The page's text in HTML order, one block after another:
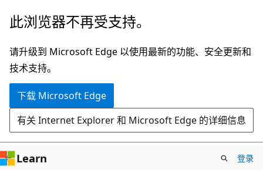
跳
主
要
内
此浏览器不再受支持。
请升级到 Microsoft Edge 以使用最新的功能、安全更新和
技术支持。
下载 Microsoft Edge
有关 Internet Explorer 和 Microsoft Edge 的详细信息
Learn 登录